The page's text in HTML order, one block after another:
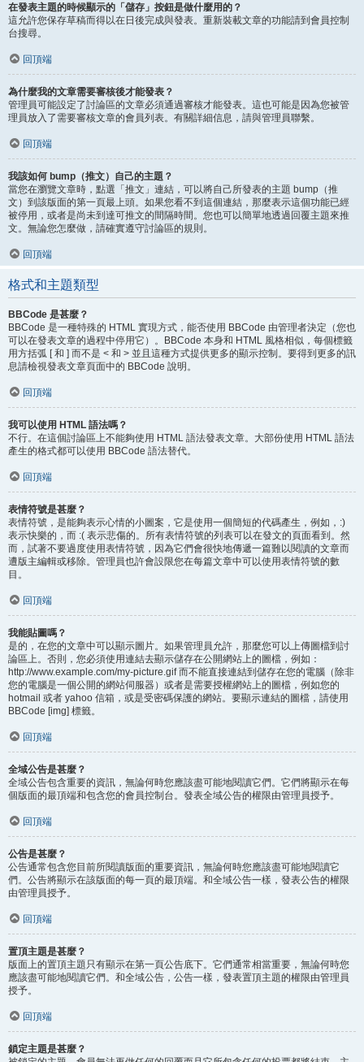
在發表主題的時候顯示的「儲存」按鈕是做什麼用的？
這允許您保存草稿而得以在日後完成與發表。重新裝載文章的功能請到會員控制
台搜尋。
回頂端
為什麼我的文章需要審核後才能發表？
管理員可能設定了討論區的文章必須通過審核才能發表。這也可能是因為您被管
理員放入了需要審核文章的會員列表。有關詳細信息，請與管理員聯繫。
回頂端
我該如何 bump（推文）自己的主題？
當您在瀏覽文章時，點選「推文」連結，可以將自己所發表的主題 bump（推
文）到該版面的第一頁最上頭。如果您看不到這個連結，那麼表示這個功能已經
被停用，或者是尚未到達可推文的間隔時間。您也可以簡單地透過回覆主題來推
文。無論您怎麼做，請確實遵守討論區的規則。
回頂端
格式和主題類型
BBCode 是甚麼？
BBCode 是一種特殊的 HTML 實現方式，能否使用 BBCode 由管理者決定（您也
可以在發表文章的過程中停用它）。BBCode 本身和 HTML 風格相似，每個標籤
用方括弧 [ 和 ] 而不是 < 和 > 並且這種方式提供更多的顯示控制。要得到更多的訊
息請檢視發表文章頁面中的 BBCode 說明。
回頂端
我可以使用 HTML 語法嗎？
不行。在這個討論區上不能夠使用 HTML 語法發表文章。大部份使用 HTML 語法
產生的格式都可以使用 BBCode 語法替代。
回頂端
表情符號是甚麼？
表情符號，是能夠表示心情的小圖案，它是使用一個簡短的代碼產生，例如，:)
表示快樂的，而 :( 表示悲傷的。所有表情符號的列表可以在發文的頁面看到。然
而，試著不要過度使用表情符號，因為它們會很快地傳遞一篇難以閱讀的文章而
遭版主編輯或移除。管理員也許會設限您在每篇文章中可以使用表情符號的數
目。
回頂端
我能貼圖嗎？
是的，在您的文章中可以顯示圖片。如果管理員允許，那麼您可以上傳圖檔到討
論區上。否則，您必須使用連結去顯示儲存在公開網站上的圖檔，例如：
http://www.example.com/my-picture.gif 而不能直接連結到儲存在您的電腦（除非
您的電腦是一個公開的網站伺服器）或者是需要授權網站上的圖檔，例如您的
hotmail 或者 yahoo 信箱，或是受密碼保護的網站。要顯示連結的圖檔，請使用
BBCode [img] 標籤。
回頂端
全域公告是甚麼？
全域公告包含重要的資訊，無論何時您應該盡可能地閱讀它們。它們將顯示在每
個版面的最頂端和包含您的會員控制台。發表全域公告的權限由管理員授予。
回頂端
公告是甚麼？
公告通常包含您目前所閱讀版面的重要資訊，無論何時您應該盡可能地閱讀它
們。公告將顯示在該版面的每一頁的最頂端。和全域公告一樣，發表公告的權限
由管理員授予。
回頂端
置頂主題是甚麼？
版面上的置頂主題只有顯示在第一頁公告底下。它們通常相當重要，無論何時您
應該盡可能地閱讀它們。和全域公告，公告一樣，發表置頂主題的權限由管理員
授予。
回頂端
鎖定主題是甚麼？